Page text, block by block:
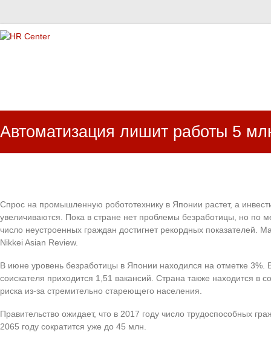
Автоматизация лишит работы 5
Спрос на промышленную робототехнику в Японии растет, а
увеличиваются. Пока в стране нет проблемы безработицы, но по
число неустроенных граждан достигнет рекордных показателей.
Nikkei Asian Review.
В июне уровень безработицы в Японии находился на отметке 3%.
соискателя приходится 1,51 вакансий. Страна также находится в
риска из-за стремительно стареющего населения.
Правительство ожидает, что в 2017 году число трудоспособных
2065 году сократится уже до 45 млн.